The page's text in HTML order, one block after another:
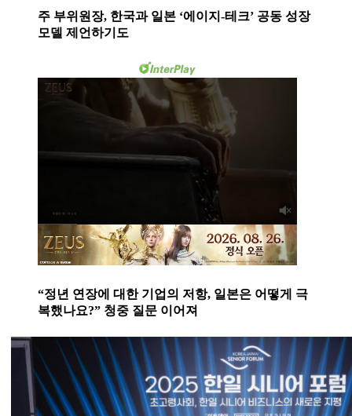
주 부위원장, 한국과 일본 ‘에이지-테크’ 공동 성장
모델 제언하기도
“정년 연장에 대한 기업의 저항, 일본은 어떻게 극
복했나요?” 청중 질문 이어져